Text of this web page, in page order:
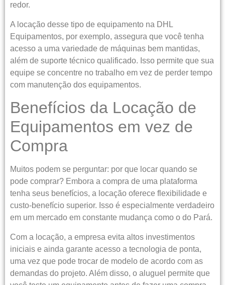
redor.
A locação desse tipo de equipamento na DHL
Equipamentos, por exemplo, assegura que você tenha
acesso a uma variedade de máquinas bem mantidas,
além de suporte técnico qualificado. Isso permite que sua
equipe se concentre no trabalho em vez de perder tempo
com manutenção dos equipamentos.
Benefícios da Locação de
Equipamentos em vez de
Compra
Muitos podem se perguntar: por que locar quando se
pode comprar? Embora a compra de uma plataforma
tenha seus benefícios, a locação oferece flexibilidade e
custo-benefício superior. Isso é especialmente verdadeiro
em um mercado em constante mudança como o do Pará.
Com a locação, a empresa evita altos investimentos
iniciais e ainda garante acesso a tecnologia de ponta,
uma vez que pode trocar de modelo de acordo com as
demandas do projeto. Além disso, o aluguel permite que